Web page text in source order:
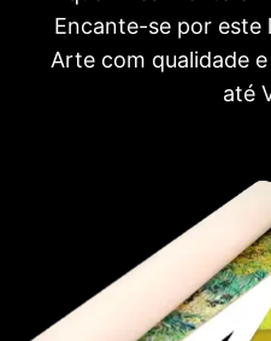
Encante-se por este
Arte com qualidade
até